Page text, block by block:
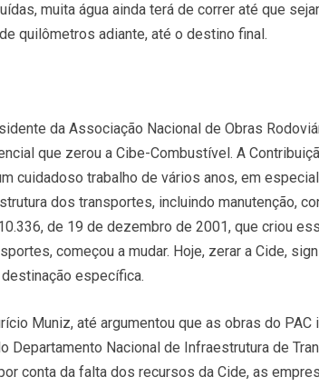
muita água ainda terá de correr até que
quilômetros adiante, até o destino final.
da Associação Nacional de Obras
que zerou a Cibe-Combustível. A
cuidadoso trabalho de vários anos, em
dos transportes, incluindo manutenção,
de 19 de dezembro de 2001, que criou
começou a mudar. Hoje, zerar a Cide,
específica.
Muniz, até argumentou que as obras do
Departamento Nacional de Infraestrutura de
conta da falta dos recursos da Cide, as